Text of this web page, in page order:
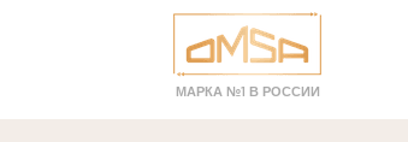
МАРКА №1 В РОССИИ